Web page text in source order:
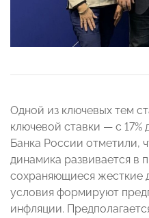
Одной из ключевых тем
ключевой ставки — с 17%
Банка России отметили,
динамика развивается в
сохраняющиеся жесткие
условия формируют
инфляции.